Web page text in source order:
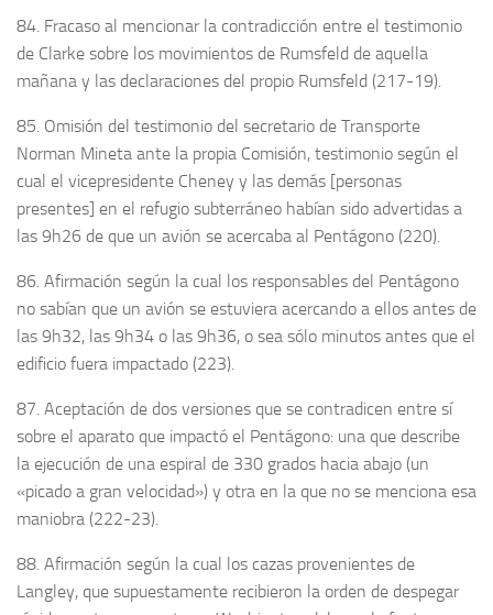
84. Fracaso al mencionar la contradicción entre el testimonio
de Clarke sobre los movimientos de Rumsfeld de aquella
mañana y las declaraciones del propio Rumsfeld (217-19).
85. Omisión del testimonio del secretario de Transporte
Norman Mineta ante la propia Comisión, testimonio según el
cual el vicepresidente Cheney y las demás [personas
presentes] en el refugio subterráneo habían sido advertidas a
las 9h26 de que un avión se acercaba al Pentágono (220).
86. Afirmación según la cual los responsables del Pentágono
no sabían que un avión se estuviera acercando a ellos antes de
las 9h32, las 9h34 o las 9h36, o sea sólo minutos antes que el
edificio fuera impactado (223).
87. Aceptación de dos versiones que se contradicen entre sí
sobre el aparato que impactó el Pentágono: una que describe
la ejecución de una espiral de 330 grados hacia abajo (un
«picado a gran velocidad») y otra en la que no se menciona esa
maniobra (222-23).
88. Afirmación según la cual los cazas provenientes de
Langley, que supuestamente recibieron la orden de despegar